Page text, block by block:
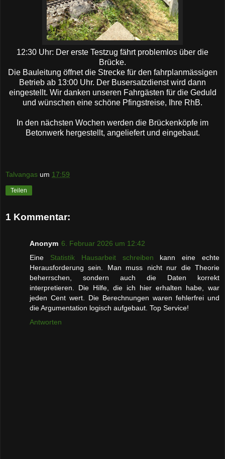
12:30 Uhr: Der erste Testzug fährt problemlos über die
Brücke.
Die Bauleitung öffnet die Strecke für den fahrplanmässigen
Betrieb ab 13:00 Uhr. Der Busersatzdienst wird dann
eingestellt. Wir danken unseren Fahrgästen für die Geduld
und wünschen eine schöne Pfingstreise, Ihre RhB.
In den nächsten Wochen werden die Brückenköpfe im
Betonwerk hergestellt, angeliefert und eingebaut.
Talvangas um 17:59
Teilen
1 Kommentar:
Anonym 6. Februar 2026 um 12:42
Eine Statistik Hausarbeit schreiben kann eine echte
Herausforderung sein. Man muss nicht nur die Theorie
beherrschen, sondern auch die Daten korrekt
interpretieren. Die Hilfe, die ich hier erhalten habe, war
jeden Cent wert. Die Berechnungen waren fehlerfrei und
die Argumentation logisch aufgebaut. Top Service!
Antworten